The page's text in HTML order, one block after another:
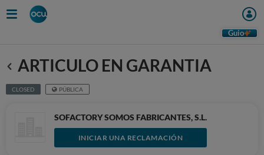
Guio
Anterior
ARTICULO EN GARANTIA
CLOSED PÚBLICA
SOFACTORY SOMOS FABRICANTES, S.L.
INICIAR UNA RECLAMACIÓN